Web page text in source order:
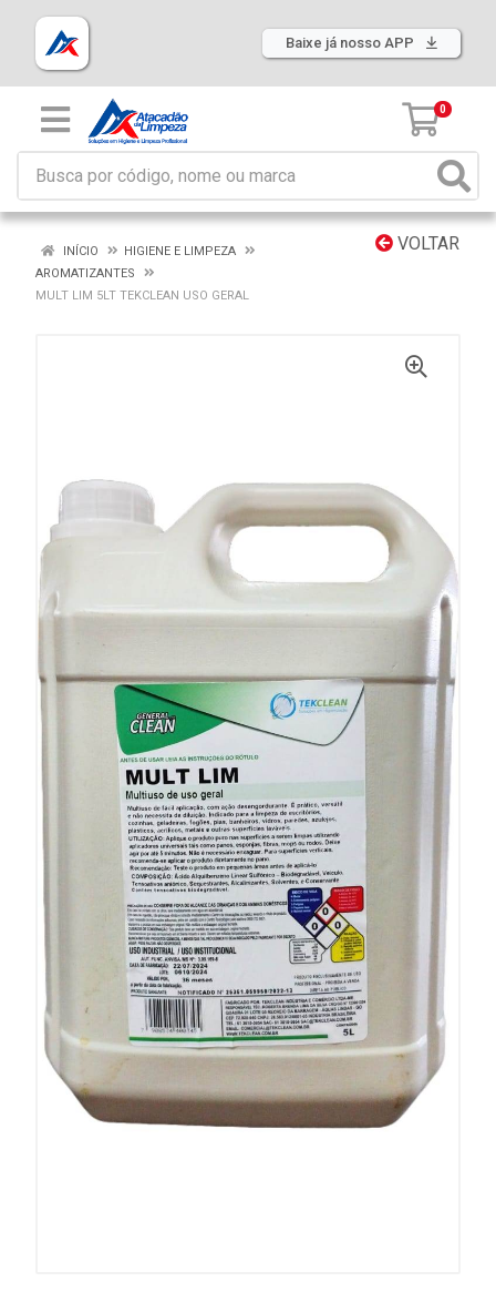
Baixe já nosso APP
0
VOLTAR
INÍCIO
HIGIENE E LIMPEZA
AROMATIZANTES
MULT LIM 5LT TEKCLEAN USO GERAL